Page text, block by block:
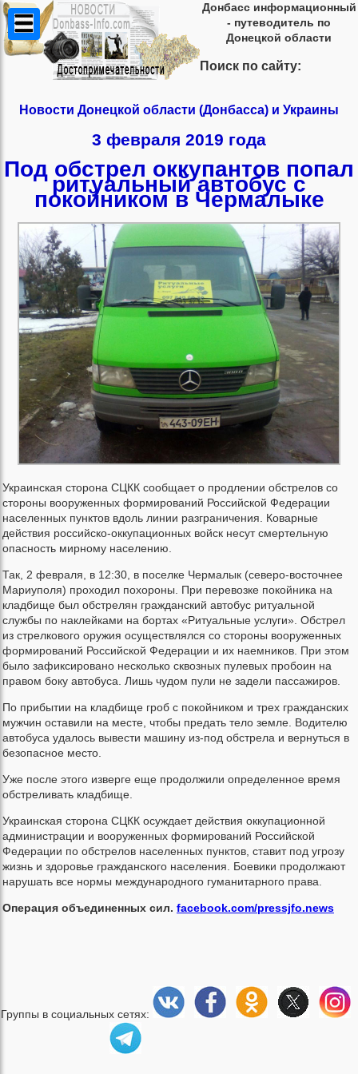
Донбасс информационный
- путеводитель по
Донецкой области
Поиск по сайту:
Новости Донецкой области (Донбасса) и Украины
3 февраля 2019 года
Под обстрел оккупантов попал
ритуальный автобус с
покойником в Чермалыке
Украинская сторона СЦКК сообщает о продлении обстрелов со
стороны вооруженных формирований Российской Федерации
населенных пунктов вдоль линии разграничения. Коварные
действия российско-оккупационных войск несут смертельную
опасность мирному населению.
Так, 2 февраля, в 12:30, в поселке Чермалык (северо-восточнее
Мариуполя) проходил похороны. При перевозке покойника на
кладбище был обстрелян гражданский автобус ритуальной
службы по наклейками на бортах «Ритуальные услуги». Обстрел
из стрелкового оружия осуществлялся со стороны вооруженных
формирований Российской Федерации и их наемников. При этом
было зафиксировано несколько сквозных пулевых пробоин на
правом боку автобуса. Лишь чудом пули не задели пассажиров.
По прибытии на кладбище гроб с покойником и трех гражданских
мужчин оставили на месте, чтобы предать тело земле. Водителю
автобуса удалось вывести машину из-под обстрела и вернуться в
безопасное место.
Уже после этого изверге еще продолжили определенное время
обстреливать кладбище.
Украинская сторона СЦКК осуждает действия оккупационной
администрации и вооруженных формирований Российской
Федерации по обстрелов населенных пунктов, ставит под угрозу
жизнь и здоровье гражданского населения. Боевики продолжают
нарушать все нормы международного гуманитарного права.
Операция объединенных сил. facebook.com/pressjfo.news
Группы в социальных сетях: